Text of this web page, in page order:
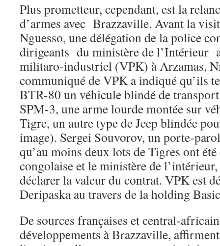
Plus prometteur, cependant, est la
d’armes avec Brazzaville. Avant la
Nguesso, une délégation de la police
dirigeants du ministère de l’Intérieur
militaro-industriel (VPK) à Arzamas,
communiqué de VPK a indiqué qu’ils
BTR-80 un véhicule blindé de
SPM-3, une arme lourde montée sur
Tigre, un autre type de Jeep blindée
image). Sergei Souvorov, un porte-
qu’au moins deux lots de Tigres ont
congolaise et le ministère de
déclarer la valeur du contrat. VPK est
Deripaska au travers de la holding
De sources françaises et central-
développements à Brazzaville,